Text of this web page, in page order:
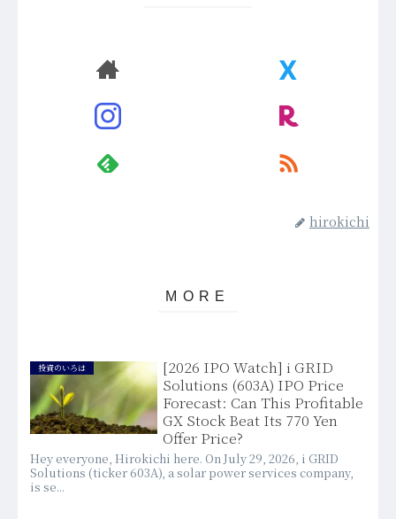
hirokichi
投資のいろは
[2026 IPO Watch] i GRID
Solutions (603A) IPO Price
Forecast: Can This Profitable
GX Stock Beat Its 770 Yen
Offer Price?
Hey everyone, Hirokichi here. On July 29, 2026, i GRID
Solutions (ticker 603A), a solar power services company,
is se...